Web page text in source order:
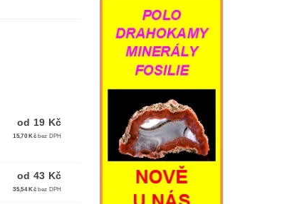
DETEKTORY KOVŮ A VYBAVENÍ
od 19 Kč
15,70 Kčbez DPH
od 43 Kč
35,54 Kčbez DPH